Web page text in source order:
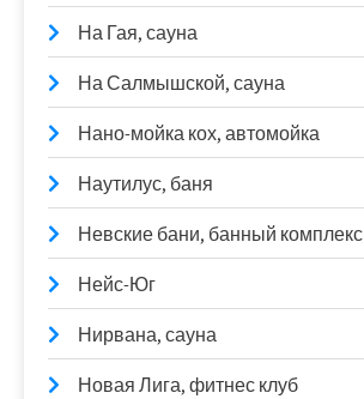
На Гая, сауна
На Салмышской, сауна
Нано-мойка кох, автомойка
Наутилус, баня
Невские бани, банный комплекс
Нейс-Юг
Нирвана, сауна
Новая Лига, фитнес клуб